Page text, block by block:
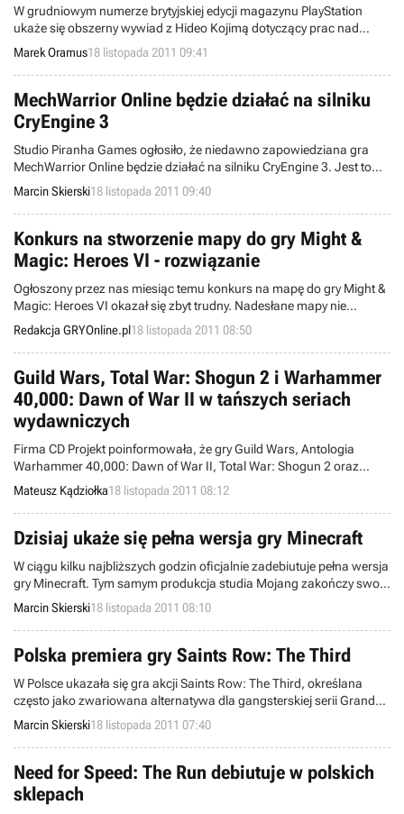
W grudniowym numerze brytyjskiej edycji magazynu PlayStation
ukaże się obszerny wywiad z Hideo Kojimą dotyczący prac nad
grami Metal Gear Solid 5 oraz Metal Gear Solid: Rising, a także
tajemniczym projektem Ogre.
Marek Oramus18 listopada 2011 09:41
MechWarrior Online będzie działać na silniku
CryEngine 3
Studio Piranha Games ogłosiło, że niedawno zapowiedziana gra
MechWarrior Online będzie działać na silniku CryEngine 3. Jest to
produkcja MMO typu free-to-play wchodząca w skład znanej serii
opowiadającej o walkach gigantycznych mechów.
Marcin Skierski18 listopada 2011 09:40
Konkurs na stworzenie mapy do gry Might &
Magic: Heroes VI - rozwiązanie
Ogłoszony przez nas miesiąc temu konkurs na mapę do gry Might &
Magic: Heroes VI okazał się zbyt trudny. Nadesłane mapy nie
spełniały wymagań konkursu i prezentowały zbyt niski poziom.
Redakcja GRYOnline.pl18 listopada 2011 08:50
Guild Wars, Total War: Shogun 2 i Warhammer
40,000: Dawn of War II w tańszych seriach
wydawniczych
Firma CD Projekt poinformowała, że gry Guild Wars, Antologia
Warhammer 40,000: Dawn of War II, Total War: Shogun 2 oraz
Disciples III Złota Edycja przechodzą do tańszych serii
wydawniczych. Od dzisiaj będzie można je kupić po niższej niż
dotychczas cenie.
Mateusz Kądziołka18 listopada 2011 08:12
Dzisiaj ukaże się pełna wersja gry Minecraft
W ciągu kilku najbliższych godzin oficjalnie zadebiutuje pełna wersja
gry Minecraft. Tym samym produkcja studia Mojang zakończy swoje
istnienie w formie płatnej bety (wcześniej alfy) i przeistoczy się w
końcowy produkt.
Marcin Skierski18 listopada 2011 08:10
Polska premiera gry Saints Row: The Third
W Polsce ukazała się gra akcji Saints Row: The Third, określana
często jako zwariowana alternatywa dla gangsterskiej serii Grand
Theft Auto. Jest to trzecia odsłona cyklu tworzonego przez studio
Volition.
Marcin Skierski18 listopada 2011 07:40
Need for Speed: The Run debiutuje w polskich
sklepach